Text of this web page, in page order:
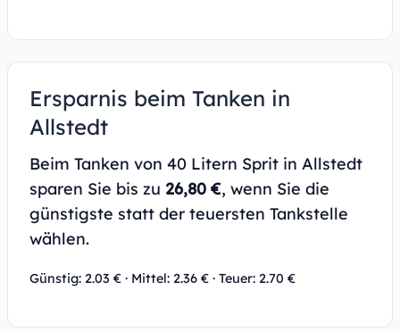
Ersparnis beim Tanken in
Allstedt
Beim Tanken von 40 Litern Sprit in Allstedt
sparen Sie bis zu 26,80 €, wenn Sie die
günstigste statt der teuersten Tankstelle
wählen.
Günstig: 2.03 € · Mittel: 2.36 € · Teuer: 2.70 €